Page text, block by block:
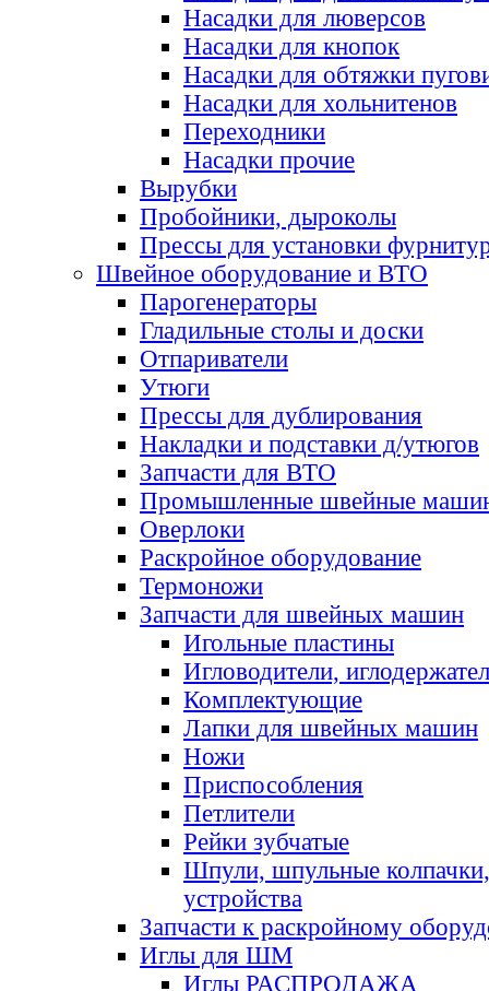
Насадки для люверсов
Насадки для кнопок
Насадки для обтяжки
Насадки для хольнитенов
Переходники
Насадки прочие
Вырубки
Пробойники, дыроколы
Прессы для установки
Швейное оборудование и ВТО
Парогенераторы
Гладильные столы и доски
Отпариватели
Утюги
Прессы для дублирования
Накладки и подставки д/утюгов
Запчасти для ВТО
Промышленные швейные
Оверлоки
Раскройное оборудование
Термоножи
Запчасти для швейных машин
Игольные пластины
Игловодители,
Комплектующие
Лапки для швейных машин
Ножи
Приспособления
Петлители
Рейки зубчатые
Шпули, шпульные
устройства
Запчасти к раскройному
Иглы для ШМ
Иглы РАСПРОДАЖА